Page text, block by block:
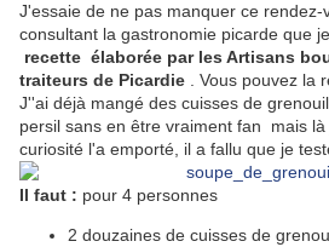
J'essaie de ne pas manquer ce rendez-
consultant la gastronomie picarde que
recette élaborée par les Artisans
traiteurs de Picardie . Vous pouvez la
J''ai déjà mangé des cuisses de
persil sans en être vraiment fan mais
curiosité l'a emporté, il a fallu que je
Il faut : pour 4 personnes
2 douzaines de cuisses de